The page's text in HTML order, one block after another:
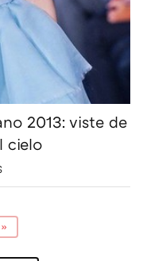
2013: viste de
cielo
»